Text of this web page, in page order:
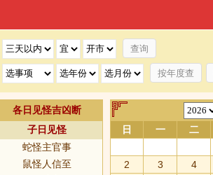
按年度查
各日见怪吉凶断
子日见怪
蛇怪主官事
鼠怪人信至
日 一 二
2
3 4